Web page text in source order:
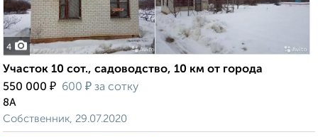
4
Участок 10 сот., садоводство, 10 км от города
550 000 ₽ 600 ₽ за сотку
8А
Собственник, 29.07.2020